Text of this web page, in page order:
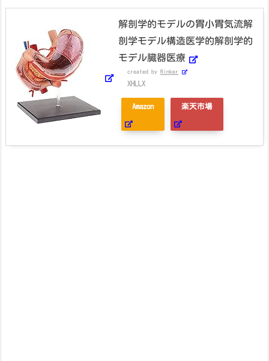
解剖学的モデルの胃小胃気流解
剖学モデル構造医学的解剖学的
モデル臓器医療
created by Rinker
XHLLX
Amazon 楽天市場